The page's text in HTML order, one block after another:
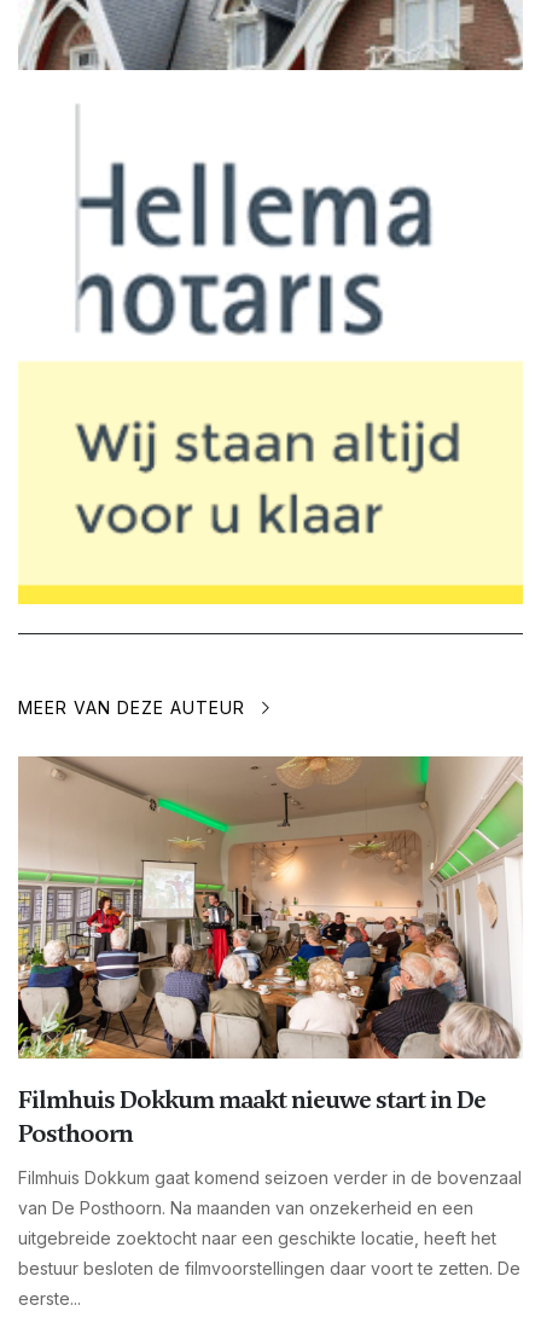
MEER VAN DEZE AUTEUR
Filmhuis Dokkum maakt nieuwe start in De
Posthoorn
Filmhuis Dokkum gaat komend seizoen verder in de bovenzaal
van De Posthoorn. Na maanden van onzekerheid en een
uitgebreide zoektocht naar een geschikte locatie, heeft het
bestuur besloten de filmvoorstellingen daar voort te zetten. De
eerste...